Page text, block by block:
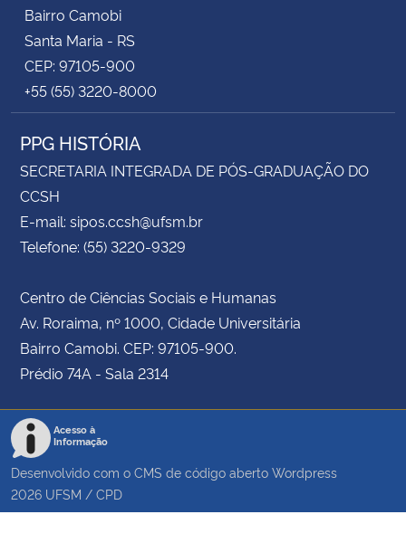
Bairro Camobi
Santa Maria - RS
CEP: 97105-900
+55 (55) 3220-8000
PPG HISTÓRIA
SECRETARIA INTEGRADA DE PÓS-GRADUAÇÃO DO
CCSH
E-mail: sipos.ccsh@ufsm.br
Telefone: (55) 3220-9329
Centro de Ciências Sociais e Humanas
Av. Roraima, nº 1000, Cidade Universitária
Bairro Camobi. CEP: 97105-900.
Prédio 74A - Sala 2314
Acesso à
Informação
Desenvolvido com o CMS de código aberto Wordpress
2026 UFSM / CPD